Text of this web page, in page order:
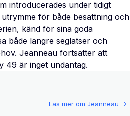
introducerades under tidigt
för både besättning och
känd för sina goda
både längre seglatser och
Jeanneau fortsätter att
49 är inget undantag.
Läs mer om Jeanneau ->